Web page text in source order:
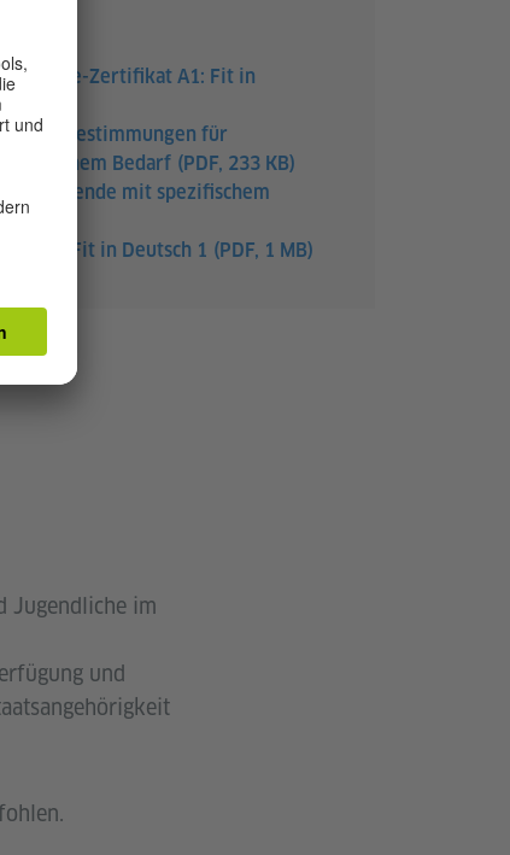
Goethe-Zertifikat A1: Fit in
für
Bedarf (PDF, 233 KB)
mit spezifischem
A1: Fit in Deutsch 1 (PDF, 1 MB)
Jugendliche im
und